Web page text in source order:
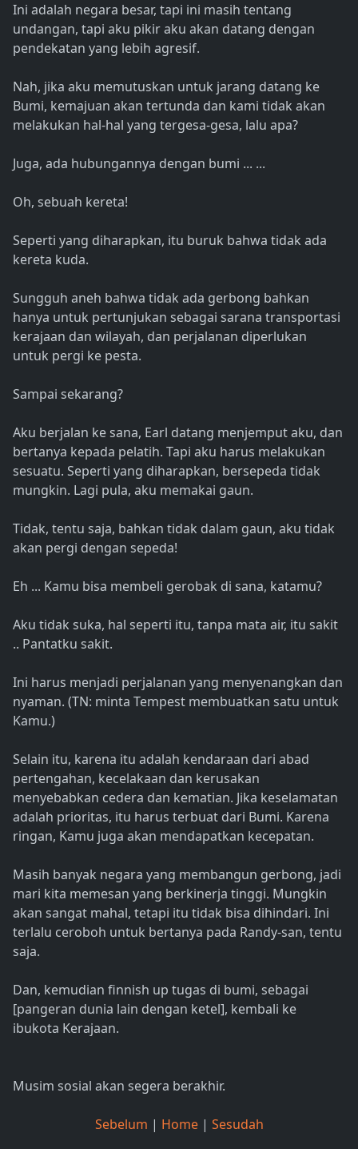
Ini adalah negara besar, tapi ini masih tentang
undangan, tapi aku pikir aku akan datang dengan
pendekatan yang lebih agresif.
Nah, jika aku memutuskan untuk jarang datang ke
Bumi, kemajuan akan tertunda dan kami tidak akan
melakukan hal-hal yang tergesa-gesa, lalu apa?
Juga, ada hubungannya dengan bumi ... ...
Oh, sebuah kereta!
Seperti yang diharapkan, itu buruk bahwa tidak ada
kereta kuda.
Sungguh aneh bahwa tidak ada gerbong bahkan
hanya untuk pertunjukan sebagai sarana transportasi
kerajaan dan wilayah, dan perjalanan diperlukan
untuk pergi ke pesta.
Sampai sekarang?
Aku berjalan ke sana, Earl datang menjemput aku, dan
bertanya kepada pelatih. Tapi aku harus melakukan
sesuatu. Seperti yang diharapkan, bersepeda tidak
mungkin. Lagi pula, aku memakai gaun.
Tidak, tentu saja, bahkan tidak dalam gaun, aku tidak
akan pergi dengan sepeda!
Eh ... Kamu bisa membeli gerobak di sana, katamu?
Aku tidak suka, hal seperti itu, tanpa mata air, itu sakit
.. Pantatku sakit.
Ini harus menjadi perjalanan yang menyenangkan dan
nyaman. (TN: minta Tempest membuatkan satu untuk
Kamu.)
Selain itu, karena itu adalah kendaraan dari abad
pertengahan, kecelakaan dan kerusakan
menyebabkan cedera dan kematian. Jika keselamatan
adalah prioritas, itu harus terbuat dari Bumi. Karena
ringan, Kamu juga akan mendapatkan kecepatan.
Masih banyak negara yang membangun gerbong, jadi
mari kita memesan yang berkinerja tinggi. Mungkin
akan sangat mahal, tetapi itu tidak bisa dihindari. Ini
terlalu ceroboh untuk bertanya pada Randy-san, tentu
saja.
Dan, kemudian finnish up tugas di bumi, sebagai
[pangeran dunia lain dengan ketel], kembali ke
ibukota Kerajaan.
Musim sosial akan segera berakhir.
Sebelum | Home | Sesudah